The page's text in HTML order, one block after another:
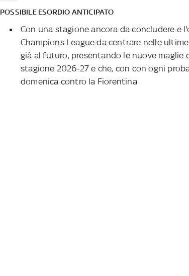
POSSIBILE ESORDIO ANTICIPATO
Con una stagione ancora da concludere e
Champions League da centrare nelle
già al futuro, presentando le nuove maglie
stagione 2026-27 e che, con con ogni
domenica contro la Fiorentina